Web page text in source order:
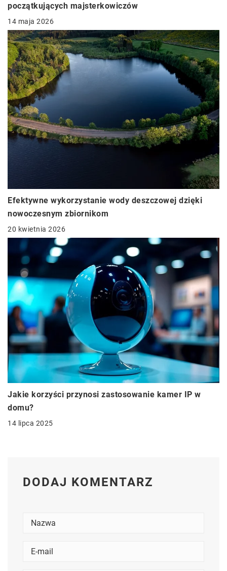
początkujących majsterkowiczów
14 maja 2026
Efektywne wykorzystanie wody deszczowej dzięki
nowoczesnym zbiornikom
20 kwietnia 2026
Jakie korzyści przynosi zastosowanie kamer IP w
domu?
14 lipca 2025
DODAJ KOMENTARZ